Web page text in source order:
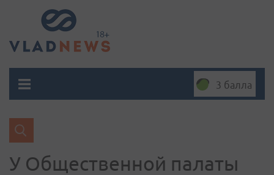
3 балла
У Общественной палаты